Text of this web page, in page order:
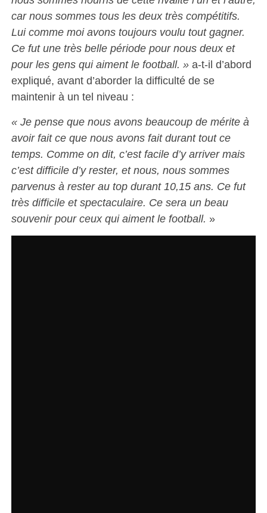
car nous sommes tous les deux très compétitifs.
Lui comme moi avons toujours voulu tout gagner.
Ce fut une très belle période pour nous deux et
pour les gens qui aiment le football. » a-t-il d’abord
expliqué, avant d’aborder la difficulté de se
maintenir à un tel niveau :
« Je pense que nous avons beaucoup de mérite à
avoir fait ce que nous avons fait durant tout ce
temps. Comme on dit, c’est facile d’y arriver mais
c’est difficile d’y rester, et nous, nous sommes
parvenus à rester au top durant 10,15 ans. Ce fut
très difficile et spectaculaire. Ce sera un beau
souvenir pour ceux qui aiment le football. »